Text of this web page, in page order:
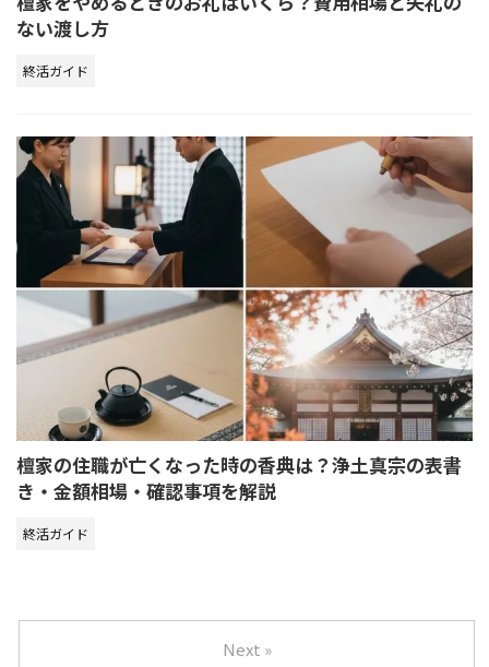
ない渡し方
終活ガイド
檀家の住職が亡くなった時の香典は？浄土真宗の表書
き・金額相場・確認事項を解説
終活ガイド
Next »